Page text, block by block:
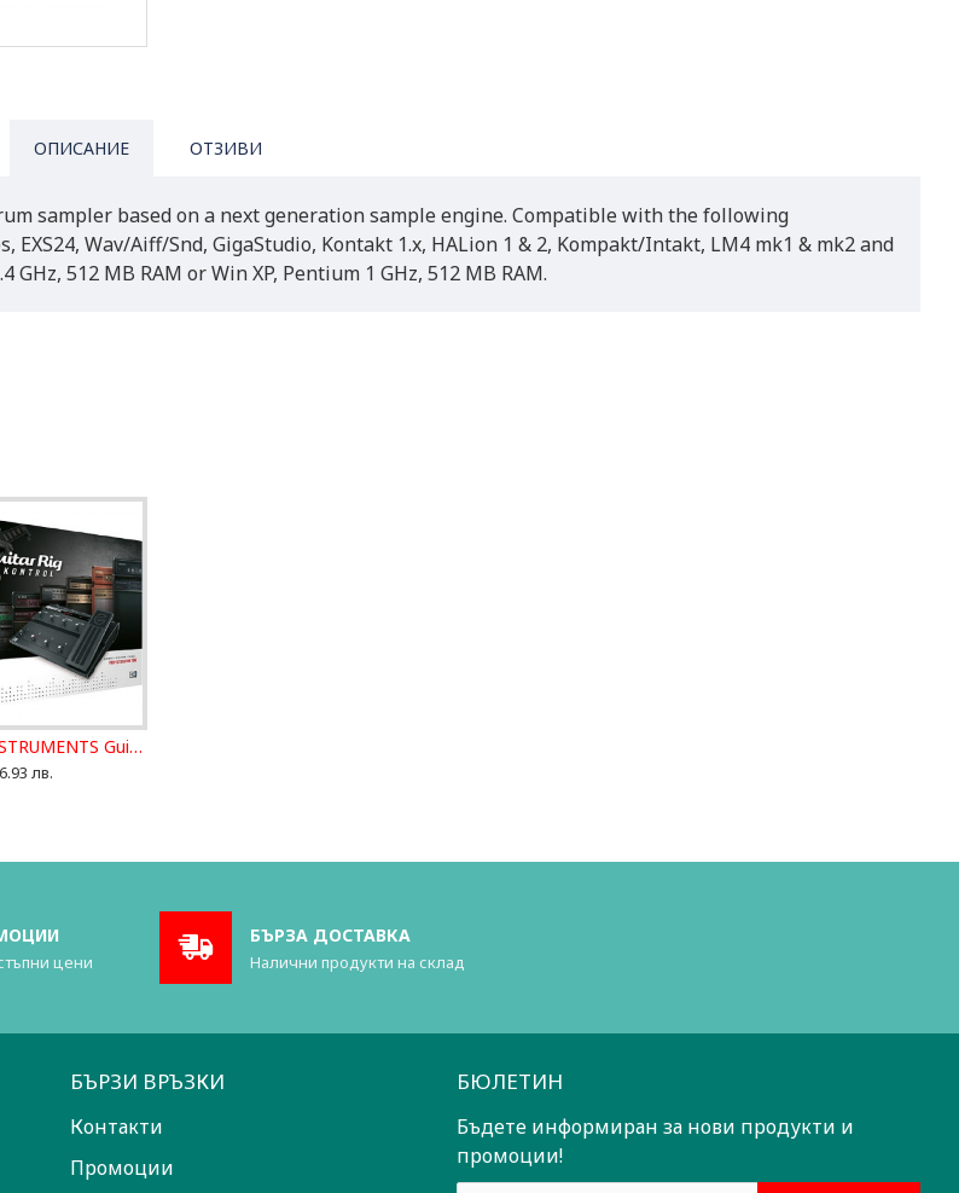
ОПИСАНИЕ ОТЗИВИ
sampler based on a next generation sample engine. Compatible with the following
EXS24, Wav/Aiff/Snd, GigaStudio, Kontakt 1.x, HALion 1 & 2, Kompakt/Intakt, LM4 mk1 & mk2 and
512 MB RAM or Win XP, Pentium 1 GHz, 512 MB RAM.
NATIVE INSTRUMENTS Guitar Rig Kontrol GR4
лв.
цени
БЪРЗА ДОСТАВКА
Налични продукти на склад
БЪРЗИ ВРЪЗКИ
Контакти
Промоции
БЮЛЕТИН
Бъдете информиран за нови продукти и
промоции!